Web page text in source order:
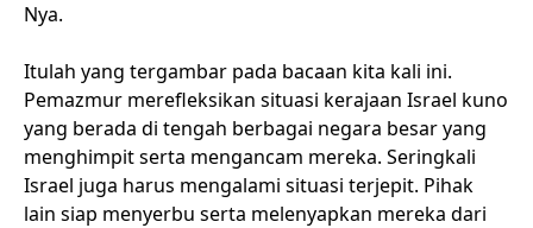
Nya.
Itulah yang tergambar pada bacaan kita kali ini.
Pemazmur merefleksikan situasi kerajaan Israel kuno
yang berada di tengah berbagai negara besar yang
menghimpit serta mengancam mereka. Seringkali
Israel juga harus mengalami situasi terjepit. Pihak
lain siap menyerbu serta melenyapkan mereka dari